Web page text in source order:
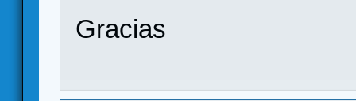
Gracias